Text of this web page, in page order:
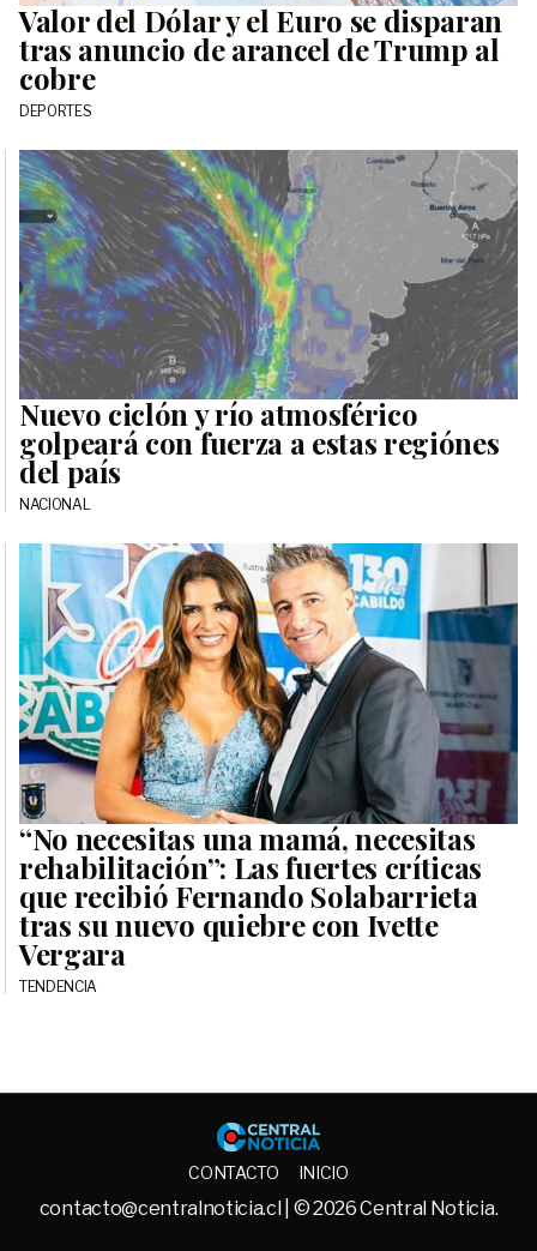
Valor del Dólar y el Euro se disparan
tras anuncio de arancel de Trump al
cobre
DEPORTES
Nuevo ciclón y río atmosférico
golpeará con fuerza a estas regiónes
del país
NACIONAL
“No necesitas una mamá, necesitas
rehabilitación”: Las fuertes críticas
que recibió Fernando Solabarrieta
tras su nuevo quiebre con Ivette
Vergara
TENDENCIA
Central
CONTACTO INICIO
contacto@centralnoticia.cl | © 2026 Central Noticia.